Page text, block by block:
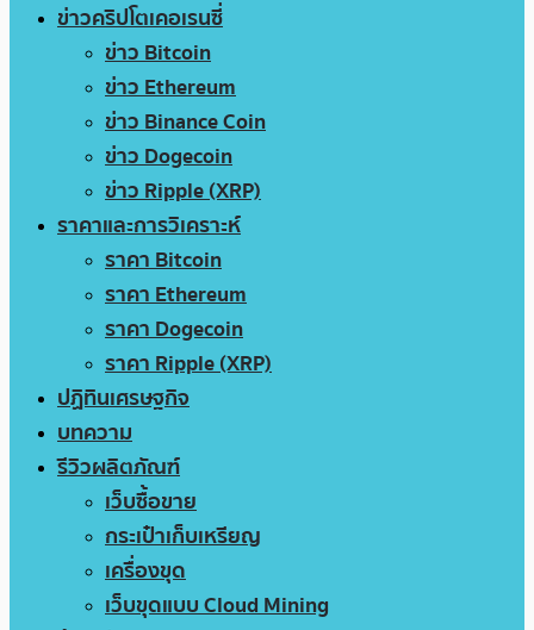
ข่าวคริปโตเคอเรนซี่
ข่าว Bitcoin
ข่าว Ethereum
ข่าว Binance Coin
ข่าว Dogecoin
ข่าว Ripple (XRP)
ราคาและการวิเคราะห์
ราคา Bitcoin
ราคา Ethereum
ราคา Dogecoin
ราคา Ripple (XRP)
ปฏิทินเศรษฐกิจ
บทความ
รีวิวผลิตภัณฑ์
เว็บซื้อขาย
กระเป๋าเก็บเหรียญ
เครื่องขุด
เว็บขุดแบบ Cloud Mining